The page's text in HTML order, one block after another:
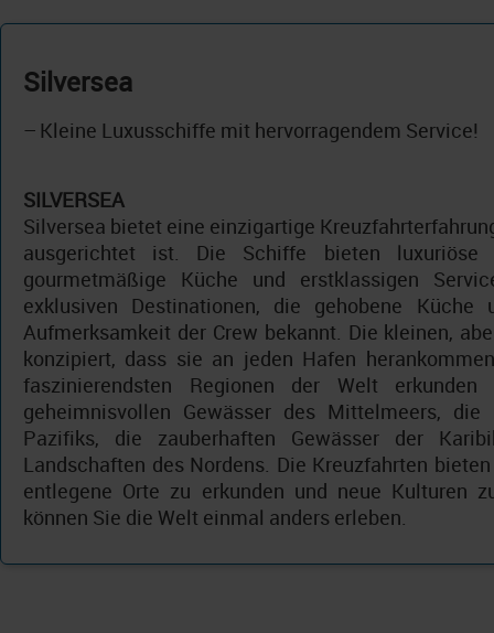
Silversea
– Kleine Luxusschiffe mit hervorragendem Service!
SILVERSEA
Silversea bietet eine einzigartige
ausgerichtet ist. Die Schiffe bieten luxuriöse
gourmetmäßige Küche und erstklassigen
exklusiven Destinationen, die gehobene Küche
Aufmerksamkeit der Crew bekannt. Die kleinen,
konzipiert, dass sie an jeden Hafen
faszinierendsten Regionen der Welt
geheimnisvollen Gewässer des Mittelmeers, die
Pazifiks, die zauberhaften Gewässer der
Landschaften des Nordens. Die Kreuzfahrten
entlegene Orte zu erkunden und neue Kulturen
können Sie die Welt einmal anders erleben.